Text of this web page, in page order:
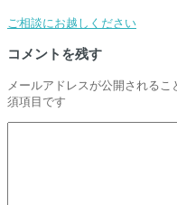
ご相談にお越しください
コメントを残す
メールアドレスが公開されるこ
須項目です